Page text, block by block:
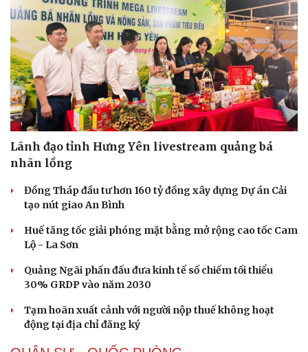
Lãnh đạo tỉnh Hưng Yên livestream quảng bá
nhãn lồng
Đồng Tháp đầu tư hơn 160 tỷ đồng xây dựng Dự án Cải
tạo nút giao An Bình
Huế tăng tốc giải phóng mặt bằng mở rộng cao tốc Cam
Lộ - La Sơn
Quảng Ngãi phấn đấu đưa kinh tế số chiếm tối thiểu
30% GRDP vào năm 2030
Tạm hoãn xuất cảnh với người nộp thuế không hoạt
động tại địa chỉ đăng ký